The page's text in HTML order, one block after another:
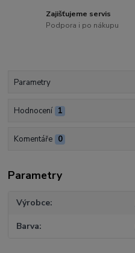
Zajišťujeme servis
Podpora i po nákupu
Parametry
Hodnocení 1
Komentáře 0
Parametry
Výrobce
Barva